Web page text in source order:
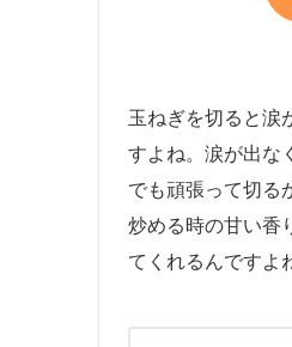
玉ねぎを切ると涙
すよね。涙が出な
でも頑張って切る
炒める時の甘い香
てくれるんですよ